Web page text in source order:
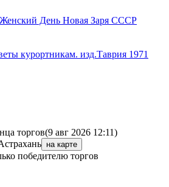
День Новая Заря СССР
курортникам. изд.Таврия 1971
торгов(9 авг 2026 12:11)
на карте
победителю торгов